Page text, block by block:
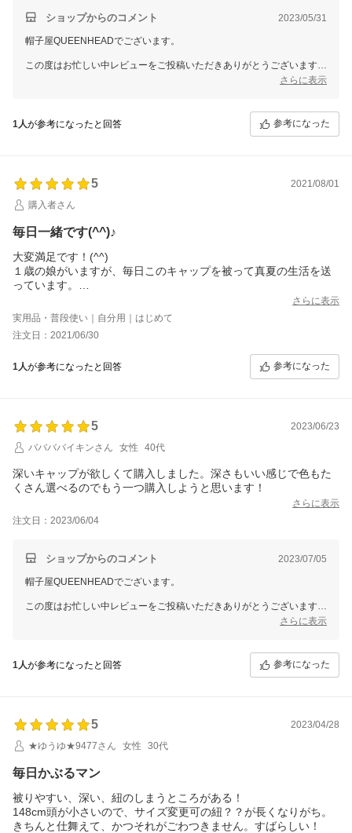
ショップからのコメント 2023/05/31
帽子屋QUEENHEADでございます。
この度はお忙しい中レビューをご投稿いただきありがとうございます。
さらに表示
1人が参考になったと回答 参考になった
5
2021/08/01
購入者さん
毎日一緒です(^^)♪
大変満足です！(^^)
１歳の娘がいますが、毎日このキャップを被って真夏の生活を送
っています。
今まで、このようなスポーティーなファッションはしたことがな
かったのですが、子供との生活には日傘などさせません。小学生
ぶりくらい（笑）にキャップを購入しましたが、深さといい色目
といい、大変馴染み、使いやすく大満足です！
明日もこのキャップを被って、ベビーカーを押して生活します(^^)
♪
さらに表示
実用品・普段使い｜自分用｜はじめて
注文日：2021/06/30
1人が参考になったと回答 参考になった
5
2023/06/23
ババババイキンさん
女性 40代
深いキャップが欲しくて購入しました。深さもいい感じで色もた
くさん選べるのでもう一つ購入しようと思います！
さらに表示
注文日：2023/06/04
ショップからのコメント 2023/07/05
帽子屋QUEENHEADでございます。
この度はお忙しい中レビューをご投稿いただきありがとうございます。
またのご縁をスタッフ一同お待ちしております。
さらに表示
1人が参考になったと回答 参考になった
5
2023/04/28
★ゆうゆ★9477さん
女性 30代
毎日かぶるマン
被りやすい、深い、紐のしまうところがある！
148cm頭が小さいので、サイズ変更可の紐？？が長くなりがち。
きちんと仕舞えて、かつそれがごわつきません。すばらしい！